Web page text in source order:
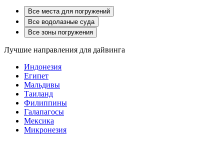
Все места для погружений
Все водолазные суда
Все зоны погружения
Лучшие направления для дайвинга
Индонезия
Египет
Мальдивы
Таиланд
Филиппины
Галапагосы
Мексика
Микронезия